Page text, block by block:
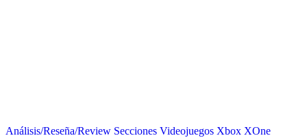
Análisis/Reseña/Review Secciones Videojuegos Xbox XOne